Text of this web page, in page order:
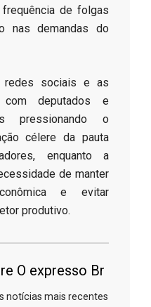
de folgas
nas demandas do
sociais e as
com deputados e
pressionando o
célere da pauta
enquanto a
de manter
e evitar
produtivo.
O expresso Br
notícias mais recentes